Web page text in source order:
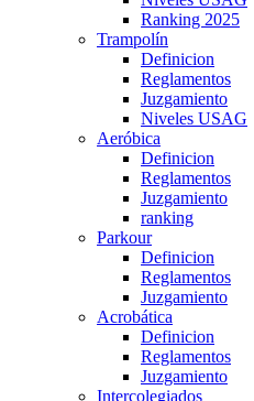
Ranking 2025
Trampolín
Definicion
Reglamentos
Juzgamiento
Niveles USAG
Aeróbica
Definicion
Reglamentos
Juzgamiento
ranking
Parkour
Definicion
Reglamentos
Juzgamiento
Acrobática
Definicion
Reglamentos
Juzgamiento
Intercolegiados